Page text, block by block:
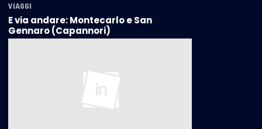
VIAGGI
E via andare: Montecarlo e San
Gennaro (Capannori)